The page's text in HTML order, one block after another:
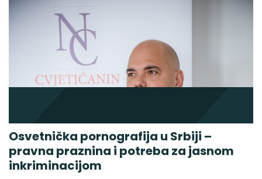
Osvetnička pornografija u Srbiji –
pravna praznina i potreba za jasnom
inkriminacijom